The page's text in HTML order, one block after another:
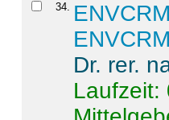
34.
ENVCRM
Dr. rer.
Laufzeit: